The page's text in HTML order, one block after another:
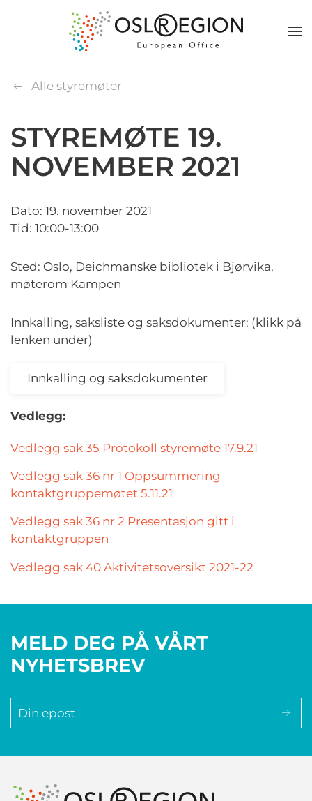
Alle styremøter
STYREMØTE 19.
NOVEMBER 2021
Dato: 19. november 2021
Tid: 10:00-13:00
Sted: Oslo, Deichmanske bibliotek i Bjørvika,
møterom Kampen
Innkalling, saksliste og saksdokumenter: (klikk på
lenken under)
Innkalling og saksdokumenter
Vedlegg:
Vedlegg sak 35 Protokoll styremøte 17.9.21
Vedlegg sak 36 nr 1 Oppsummering
kontaktgruppemøtet 5.11.21
Vedlegg sak 36 nr 2 Presentasjon gitt i
kontaktgruppen
Vedlegg sak 40 Aktivitetsoversikt 2021-22
MELD DEG PÅ VÅRT
NYHETSBREV